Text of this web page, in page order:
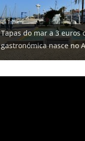
Tapas do mar a 3 euros
gastronómica nasce no
Milagre da água. Fontes
Algarve voltam a ter vida
Foto do dia: uma
entre redes e fábricas
Projeto milionário:
milhões de euros na
hotéis (com vídeo)
Tempestades roubam
arribas em risco no